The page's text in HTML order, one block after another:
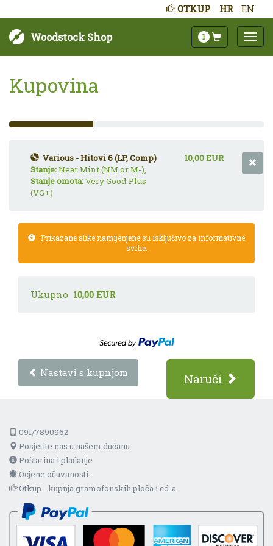
HR EN
OTKUP
Woodstock Shop 1
Kupovina
33%
Complete
Various - Hitovi 6 (LP, Comp)
Stanje:Near Mint (NM or M-),
Stanje omota:Very Good Plus
(VG+)
10,00 EUR
Prikazane slike namijenjene su isključivo za informativne
svrhe.
Ukupno 10,00 EUR
Nastavi s kupnjom Naruči
091/7890962
Posjetite nas u našem dućanu
Poštarina i plaćanje
Ocjene očuvanosti
Otkup - kupnja gramofonskih ploča i cd-a